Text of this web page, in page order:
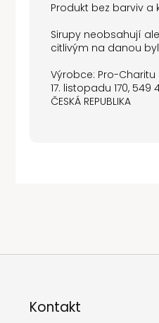
Produkt bez barviv a
Sirupy neobsahují
citlivým na danou
Výrobce: Pro-Charitu
17. listopadu 170, 549
ČESKÁ REPUBLIKA
Kontakt